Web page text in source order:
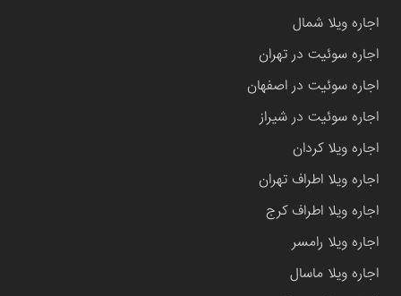
اجاره ویلا شمال
اجاره سوئیت در تهران
اجاره سوئیت در اصفهان
اجاره سوئیت در شیراز
اجاره ویلا کردان
اجاره ویلا اطراف تهران
اجاره ویلا اطراف کرج
اجاره ویلا رامسر
اجاره ویلا ماسال